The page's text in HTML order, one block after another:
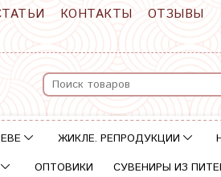
КОНТАКТЫ
ОТЗЫВЫ
ЖИКЛЕ. РЕПРОДУКЦИИ
ОПТОВИКИ СУВЕНИРЫ ИЗ